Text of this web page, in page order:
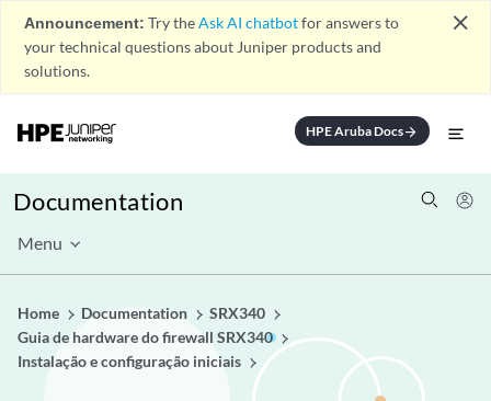
Announcement: Try theAsk AI chatbotfor answers to
your technical questions about Juniper products and
solutions.
close
HPE Aruba Docsarrow_forward
Documentation
Menu
Home Documentation
SRX340
Guia de hardware do firewall SRX340
Instalação e configuração iniciais